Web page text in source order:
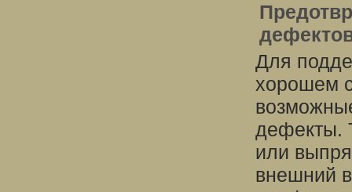
Для
хорошем
дефекты.
или
внешний